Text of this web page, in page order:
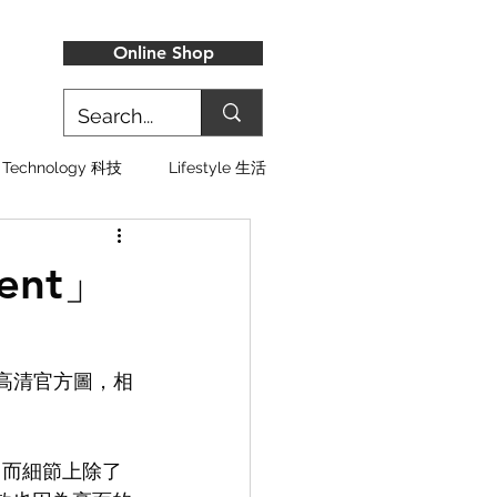
Online Shop
Technology 科技 Lifestyle 生活
」
清官方圖，相
細節上除了